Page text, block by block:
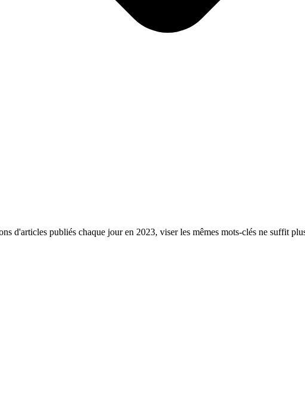
d'articles publiés chaque jour en 2023, viser les mêmes mots-clés ne suffit